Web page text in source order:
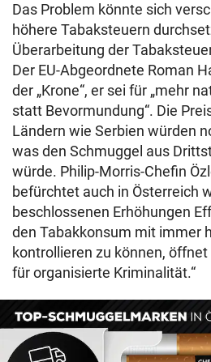
Das Problem könnte sich
höhere Tabaksteuern
Überarbeitung der
Der EU-Abgeordnete Roman
der „Krone“, er sei für „mehr
statt Bevormundung“. Die
Ländern wie Serbien würden
was den Schmuggel aus
würde. Philip-Morris-Chefin
befürchtet auch in Österreich
beschlossenen Erhöhungen
den Tabakkonsum mit immer
kontrollieren zu können,
für organisierte Kriminalität.“